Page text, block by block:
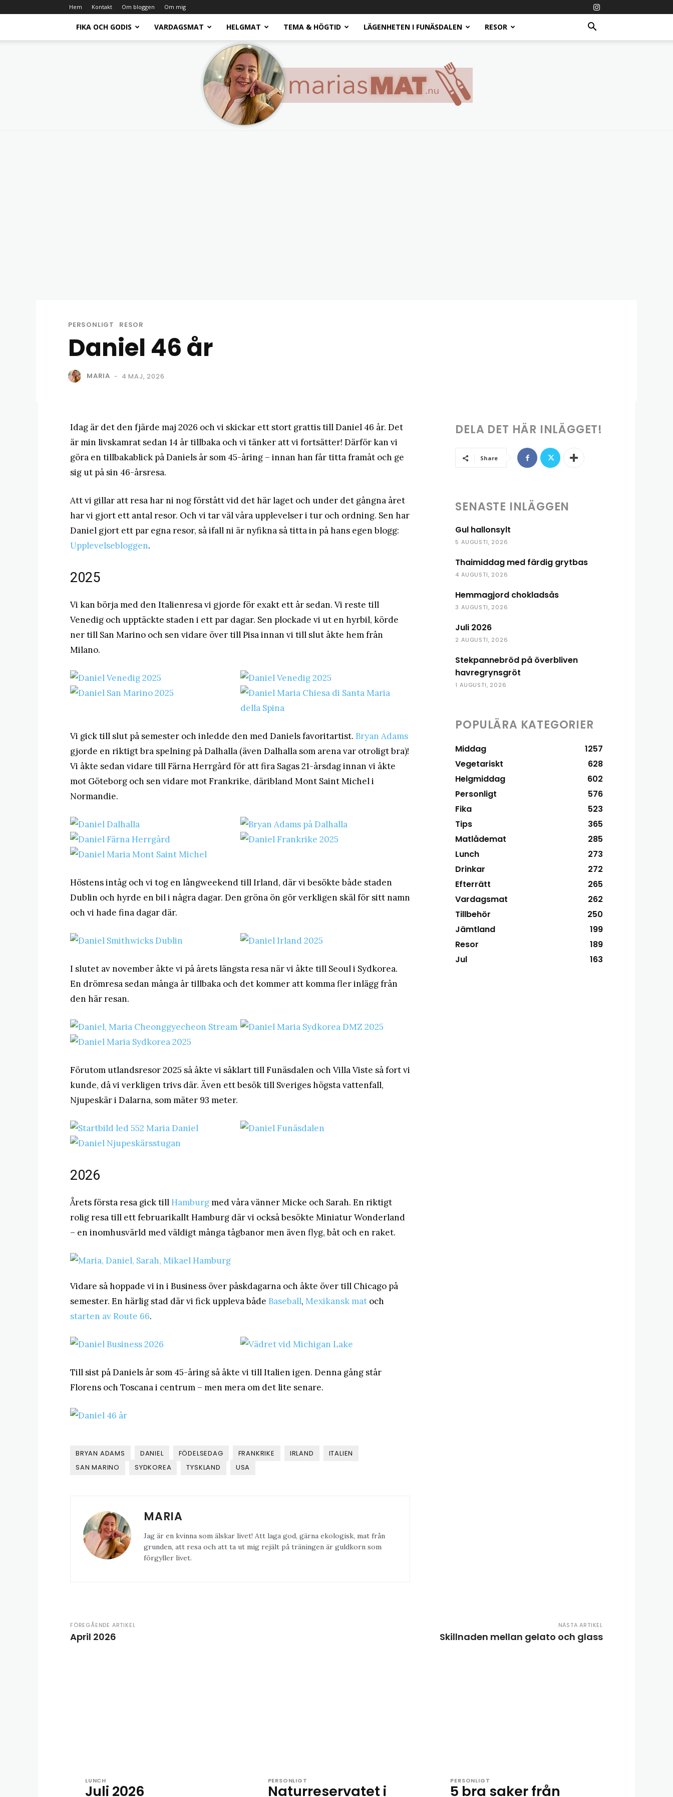
Hem Kontakt Om bloggen Om mig
FIKA OCH GODIS VARDAGSMAT HELGMAT TEMA & HÖGTID LÄGENHETEN I FUNÄSDALEN RESOR
PERSONLIGT RESOR
Daniel 46 år
MARIA - 4 MAJ, 2026
Idag är det den fjärde maj 2026 och vi skickar ett stort grattis till Daniel 46 år. Det
är min livskamrat sedan 14 år tillbaka och vi tänker att vi fortsätter! Därför kan vi
göra en tillbakablick på Daniels år som 45-åring – innan han får titta framåt och ge
sig ut på sin 46-årsresa.
Att vi gillar att resa har ni nog förstått vid det här laget och under det gångna året
har vi gjort ett antal resor. Och vi tar väl våra upplevelser i tur och ordning. Sen har
Daniel gjort ett par egna resor, så ifall ni är nyfikna så titta in på hans egen blogg:
Upplevelsebloggen.
2025
Vi kan börja med den Italienresa vi gjorde för exakt ett år sedan. Vi reste till
Venedig och upptäckte staden i ett par dagar. Sen plockade vi ut en hyrbil, körde
ner till San Marino och sen vidare över till Pisa innan vi till slut åkte hem från
Milano.
Vi gick till slut på semester och inledde den med Daniels favoritartist. Bryan Adams
gjorde en riktigt bra spelning på Dalhalla (även Dalhalla som arena var otroligt bra)!
Vi åkte sedan vidare till Färna Herrgård för att fira Sagas 21-årsdag innan vi åkte
mot Göteborg och sen vidare mot Frankrike, däribland Mont Saint Michel i
Normandie.
Höstens intåg och vi tog en långweekend till Irland, där vi besökte både staden
Dublin och hyrde en bil i några dagar. Den gröna ön gör verkligen skäl för sitt namn
och vi hade fina dagar där.
I slutet av november åkte vi på årets längsta resa när vi åkte till Seoul i Sydkorea.
En drömresa sedan många år tillbaka och det kommer att komma fler inlägg från
den här resan.
Förutom utlandsresor 2025 så åkte vi såklart till Funäsdalen och Villa Viste så fort vi
kunde, då vi verkligen trivs där. Även ett besök till Sveriges högsta vattenfall,
Njupeskär i Dalarna, som mäter 93 meter.
2026
Årets första resa gick till Hamburgmed våra vänner Micke och Sarah. En riktigt
rolig resa till ett februarikallt Hamburg där vi också besökte Miniatur Wonderland
– en inomhusvärld med väldigt många tågbanor men även flyg, båt och en raket.
Vidare så hoppade vi in i Business över påskdagarna och åkte över till Chicago på
semester. En härlig stad där vi fick uppleva både Baseball, Mexikansk mat och
starten av Route 66.
Till sist på Daniels år som 45-åring så åkte vi till Italien igen. Denna gång står
Florens och Toscana i centrum – men mera om det lite senare.
BRYAN ADAMS DANIEL FÖDELSEDAG FRANKRIKE IRLAND
ITALIEN
SAN MARINO
SYDKOREA TYSKLAND USA
MARIA
Jag är en kvinna som älskar livet! Att laga god, gärna ekologisk, mat från
grunden, att resa och att ta ut mig rejält på träningen är guldkorn som
förgyller livet.
DELA DET HÄR INLÄGGET!
Share
SENASTE INLÄGGEN
Gul hallonsylt
5 AUGUSTI, 2026
Thaimiddag med färdig grytbas
4 AUGUSTI, 2026
Hemmagjord chokladsås
3 AUGUSTI, 2026
Juli 2026
2 AUGUSTI, 2026
Stekpannebröd på överbliven
havregrynsgröt
1 AUGUSTI, 2026
POPULÄRA KATEGORIER
Middag
1257
Vegetariskt
628
Helgmiddag
602
Personligt
576
Fika
523
Tips
365
Matlådemat
285
Lunch
273
Drinkar
272
Efterrätt
265
Vardagsmat
262
Tillbehör
250
Jämtland
199
Resor
189
Jul
163
FÖREGÅENDE ARTIKEL
April 2026
NÄSTA ARTIKEL
Skillnaden mellan gelato och glass
LUNCH
Juli 2026
PERSONLIGT
Naturreservatet i
PERSONLIGT
5 bra saker från